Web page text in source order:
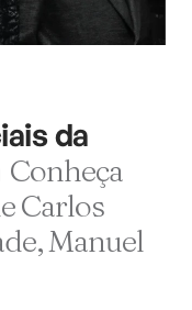
da
Conheça
Carlos
Manuel